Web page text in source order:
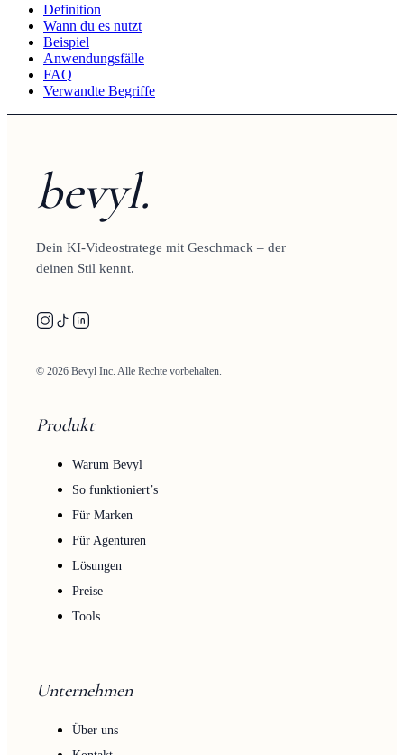
Definition
Wann du es nutzt
Beispiel
Anwendungsfälle
FAQ
Verwandte Begriffe
bevyl.
Dein KI-Videostratege mit Geschmack – der
deinen Stil kennt.
© 2026 Bevyl Inc. Alle Rechte vorbehalten.
Produkt
Warum Bevyl
So funktioniert’s
Für Marken
Für Agenturen
Lösungen
Preise
Tools
Unternehmen
Über uns